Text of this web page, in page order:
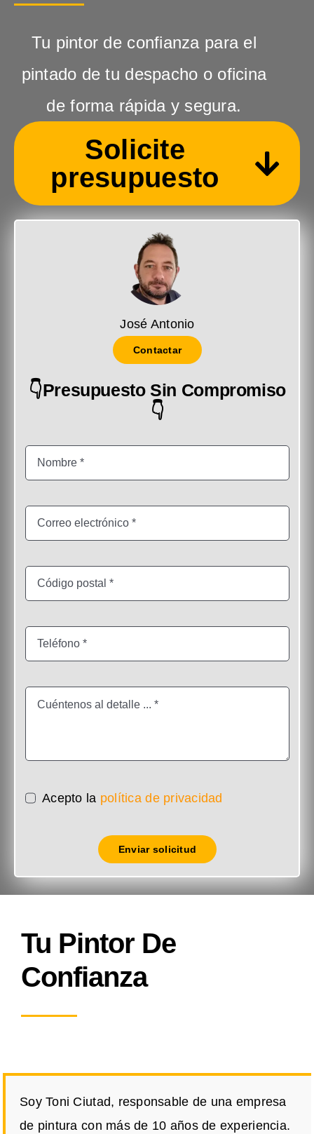
Tu pintor de confianza para el
pintado de tu despacho o oficina
de forma rápida y segura.
Solicite
presupuesto
José Antonio
Contactar
👇Presupuesto Sin Compromiso
👇
Acepto la política de privacidad
Enviar solicitud
Tu Pintor De
Confianza
Soy Toni Ciutad, responsable de una empresa
de pintura con más de 10 años de experiencia.